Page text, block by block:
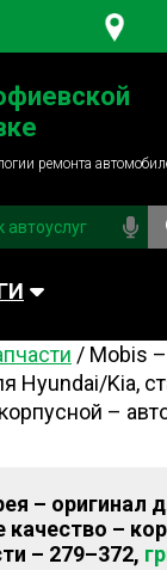
84-84
84-84
ремонта
/ Mobis
Hyundai/Kia,
–
– оригинал
качество –
– 279–372,